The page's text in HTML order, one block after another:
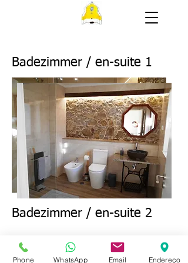
Badezimmer / en-suite 1
Badezimmer / en-suite 2
Phone WhatsApp Email Endereço